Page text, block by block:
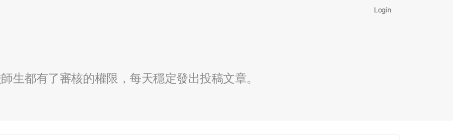
Login
生都有了審核的權限，每天穩定發出投稿文章。